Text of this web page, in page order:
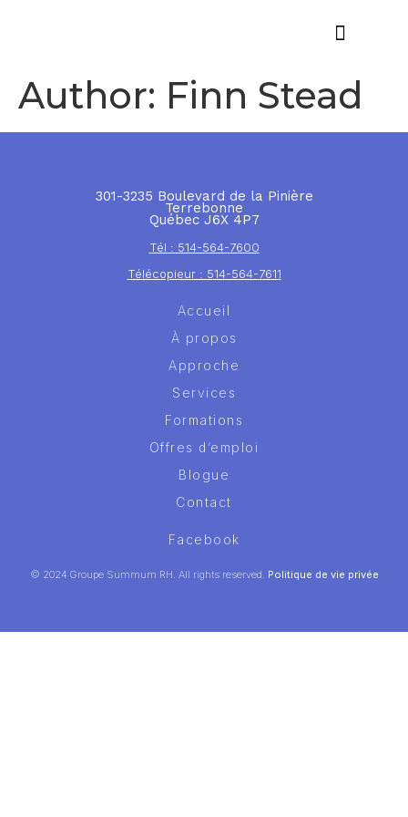
Author: Finn Stead
301-3235 Boulevard de la Pinière
Terrebonne
Québec J6X 4P7
Tél : 514-564-7600
Télécopieur : 514-564-7611
Accueil
À propos
Approche
Services
Formations
Offres d’emploi
Blogue
Contact
Facebook
© 2024 Groupe Summum RH. All rights reserved. Politique de vie privée